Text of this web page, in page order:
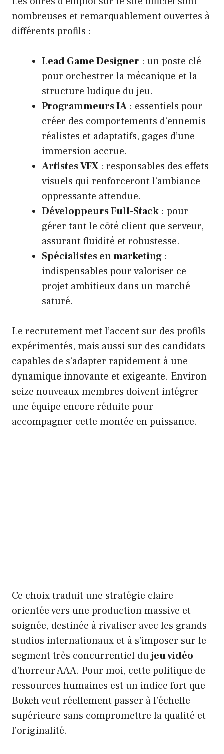
nombreuses et remarquablement ouvertes à
différents profils :
Lead Game Designer : un poste clé
pour orchestrer la mécanique et la
structure ludique du jeu.
Programmeurs IA : essentiels pour
créer des comportements d’ennemis
réalistes et adaptatifs, gages d’une
immersion accrue.
Artistes VFX: responsables des effets
visuels qui renforceront l’ambiance
oppressante attendue.
Développeurs Full-Stack : pour
gérer tant le côté client que serveur,
assurant fluidité et robustesse.
Spécialistes en marketing :
indispensables pour valoriser ce
projet ambitieux dans un marché
saturé.
Le recrutement met l’accent sur des profils
expérimentés, mais aussi sur des candidats
capables de s’adapter rapidement à une
dynamique innovante et exigeante. Environ
seize nouveaux membres doivent intégrer
une équipe encore réduite pour
accompagner cette montée en puissance.
Ce choix traduit une stratégie claire
orientée vers une production massive et
soignée, destinée à rivaliser avec les grands
studios internationaux et à s’imposer sur le
segment très concurrentiel dujeu vidéo
d’horreur AAA. Pour moi, cette politique de
ressources humaines est un indice fort que
Bokeh veut réellement passer à l’échelle
supérieure sans compromettre la qualité et
l’originalité.